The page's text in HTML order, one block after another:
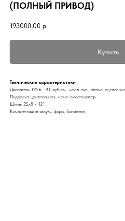
(ПОЛНЫЙ ПРИВОД)
193000,00 р.
Купить
Технические характеристики
Двигатель 1Р56, 140 куб.см., масл. охл., автом.
Подвеска центральная, моно-амортизатор
Шины 25х8 - 12"
Комплектация аккум., фара, багажник